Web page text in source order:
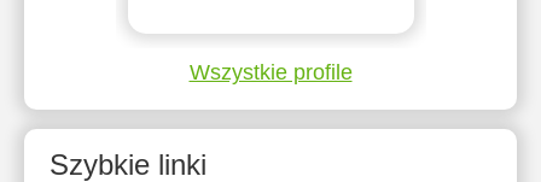
Wszystkie profile
Szybkie linki